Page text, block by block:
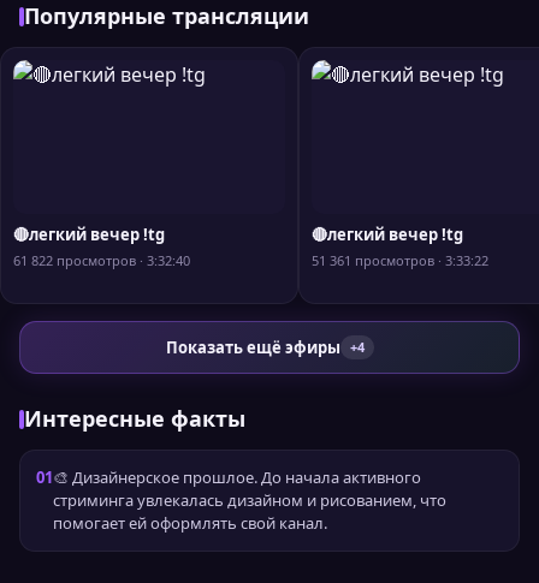
Популярные трансляции
🔴легкий вечер !tg
61 822 просмотров · 3:32:40
🔴легкий вечер !tg
51 361 просмотров · 3:33:22
Показать ещё эфиры +4
Интересные факты
01🎨 Дизайнерское прошлое. До начала активного
стриминга увлекалась дизайном и рисованием, что
помогает ей оформлять свой канал.